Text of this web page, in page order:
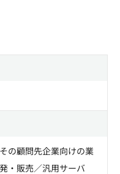
の顧問先企業向けの業
・販売／汎用サーバ